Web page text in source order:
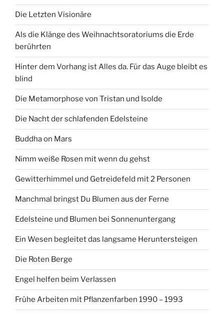
Die Letzten Visionäre
Als die Klänge des Weihnachtsoratoriums die Erde
berührten
Hinter dem Vorhang ist Alles da. Für das Auge bleibt es
blind
Die Metamorphose von Tristan und Isolde
Die Nacht der schlafenden Edelsteine
Buddha on Mars
Nimm weiße Rosen mit wenn du gehst
Gewitterhimmel und Getreidefeld mit 2 Personen
Manchmal bringst Du Blumen aus der Ferne
Edelsteine und Blumen bei Sonnenuntergang
Ein Wesen begleitet das langsame Heruntersteigen
Die Roten Berge
Engel helfen beim Verlassen
Frühe Arbeiten mit Pflanzenfarben 1990 – 1993